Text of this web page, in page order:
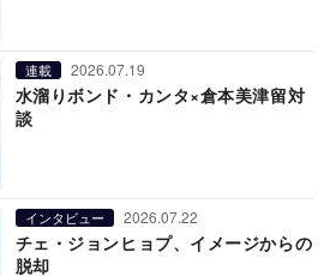
連載 2026.07.19
水溜りボンド・カンタ×倉本美津留対
談
インタビュー 2026.07.22
チェ・ジョンヒョプ、イメージからの
脱却